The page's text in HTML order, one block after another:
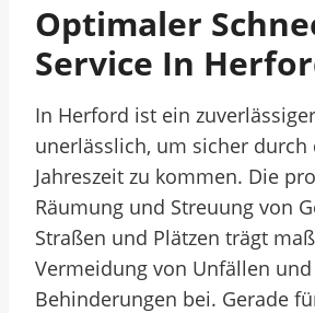
Optimaler
Service In
In Herford ist ein
unerlässlich, um sicher durch
Jahreszeit zu kommen. Die
Räumung und Streuung von
Straßen und Plätzen trägt
Vermeidung von Unfällen und
Behinderungen bei. Gerade